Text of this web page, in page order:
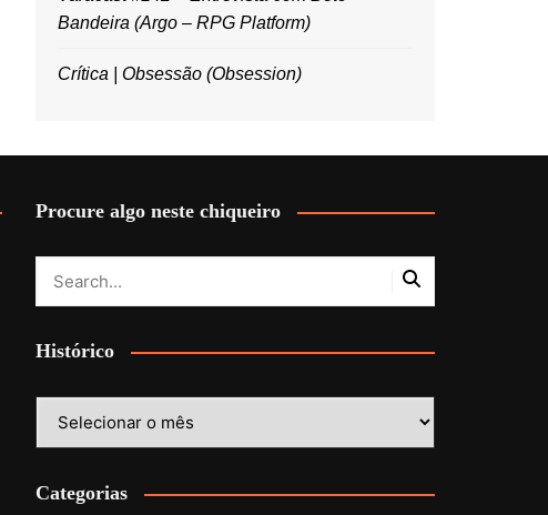
Bandeira (Argo – RPG Platform)
Crítica | Obsessão (Obsession)
Procure algo neste chiqueiro
Histórico
Categorias